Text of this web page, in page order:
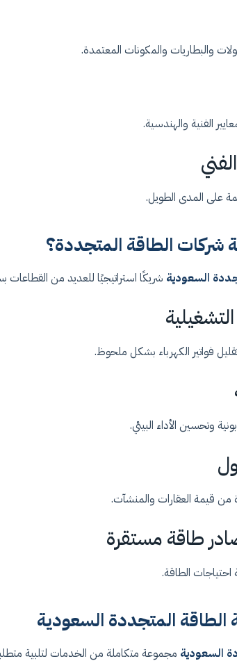
والبطاريات والمكونات المعتمدة.
الفنية والهندسية.
على المدى الطويل.
شركات الطاقة المتجددة؟
السعودية شريكًا استراتيجيًا للعديد من القطاعات
فواتير الكهرباء بشكل ملحوظ.
وتحسين الأداء البيئي.
من قيمة العقارات والمنشآت.
طاقة مستقرة
احتياجات الطاقة.
المتجددة السعودية
السعودية مجموعة متكاملة من الخدمات لتلبية